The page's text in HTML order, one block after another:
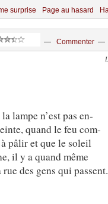
surprise Page au hasard
— Commenter—
lampe n’est pas en-
quand le feu com-
pâlir et que le soleil
il y a quand même
rue des gens qui passent.